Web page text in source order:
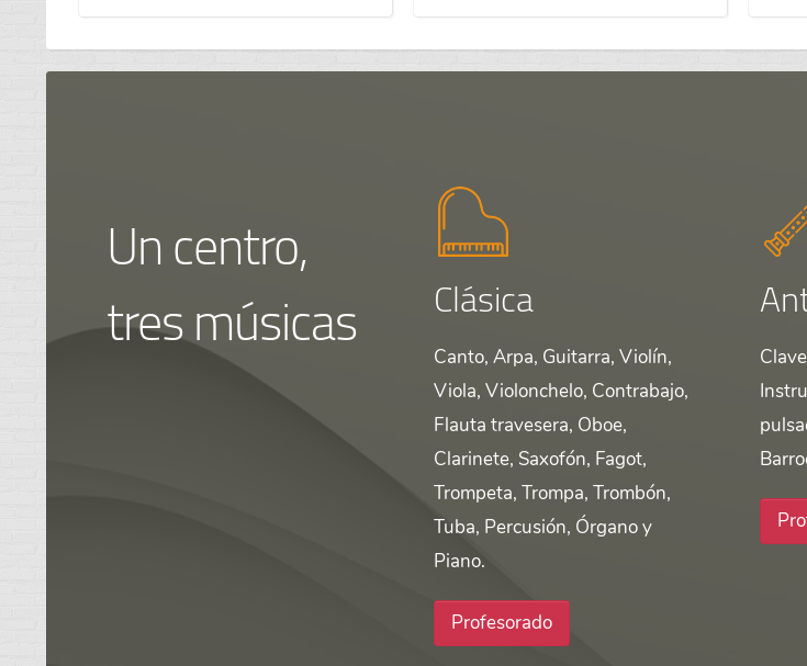
Un centro,
tres músicas
Clásica
Canto, Arpa, Guitarra, Violín,
Viola, Violonchelo, Contrabajo,
Flauta travesera, Oboe,
Clarinete, Saxofón, Fagot,
Trompeta, Trompa, Trombón,
Tuba, Percusión, Órgano y
Piano.
Profesorado